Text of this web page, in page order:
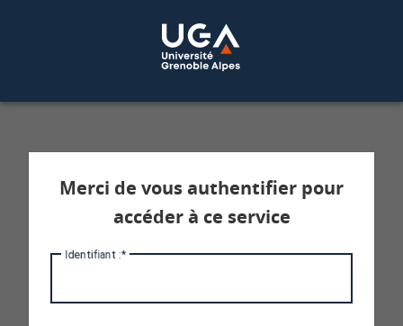
Service d'authentification aux services
Merci de vous authentifier pour
accéder à ce service
Identifiant :